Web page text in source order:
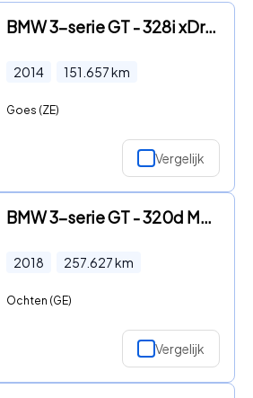
BMW 3-serie GT - 328i xDrive High Executive | HUD | El. Trekhaak | Bi-Xenon
2014 151.657km
Goes (ZE)
Vergelijk
BMW 3-serie GT - 320d M-SPORT AUT. EXECUTIVE + ALCANTARA | LED | SPORTSTOELEN
2018 257.627km
Ochten (GE)
Vergelijk